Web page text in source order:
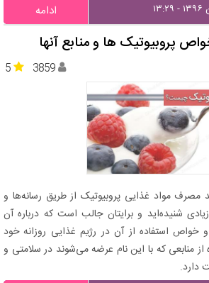
ادامه
پروبیوتیک ها و منابع آنها
5 3859
مصرف مواد غذایی پروبیوتیک از طریق رسانه‌ها و
شنیده‌اید و برایتان جالب است که درباره آن
و خواص استفاده از آن در رژیم غذایی روزانه خود
از منابعی که با این نام عرضه می‌شوند در سلامتی و
دارد.